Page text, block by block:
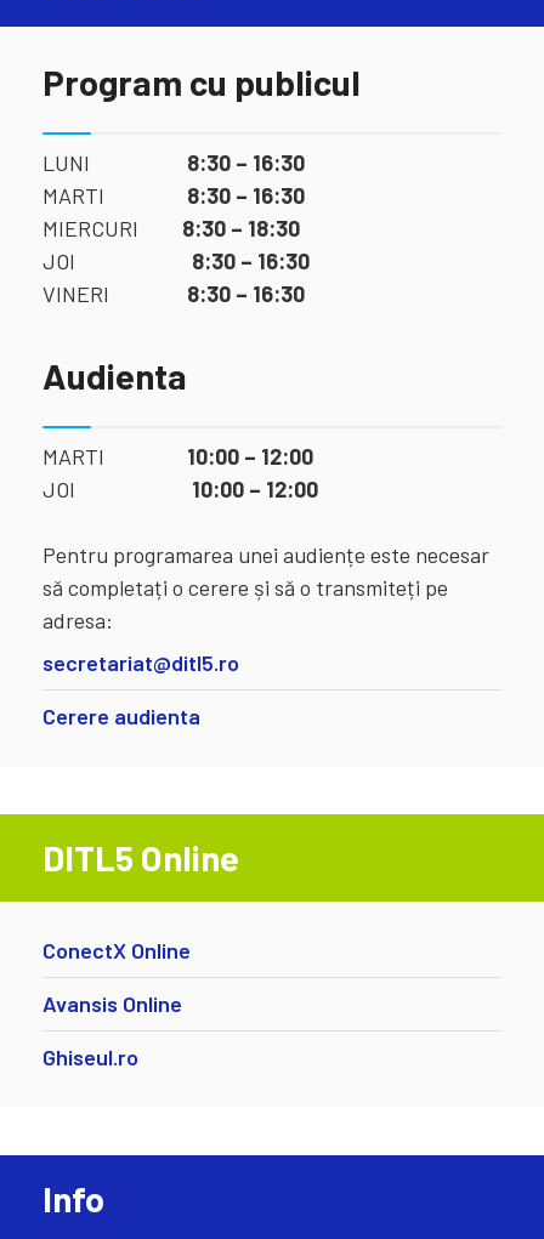
Program cu publicul
LUNI 8:30 – 16:30
MARTI 8:30 – 16:30
MIERCURI 8:30 – 18:30
JOI 8:30 – 16:30
VINERI 8:30 – 16:30
Audienta
MARTI 10:00 – 12:00
JOI 10:00 – 12:00
Pentru programarea unei audiențe este necesar
să completați o cerere și să o transmiteți pe
adresa:
secretariat@ditl5.ro
Cerere audienta
DITL5 Online
ConectX Online
Avansis Online
Ghiseul.ro
Info